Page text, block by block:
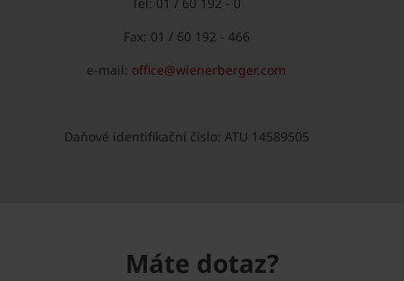
Fax: 01 / 60 192 - 466
e-mail: office@wienerberger.com
Daňové identifikační číslo: ATU 14589505
Máte dotaz?